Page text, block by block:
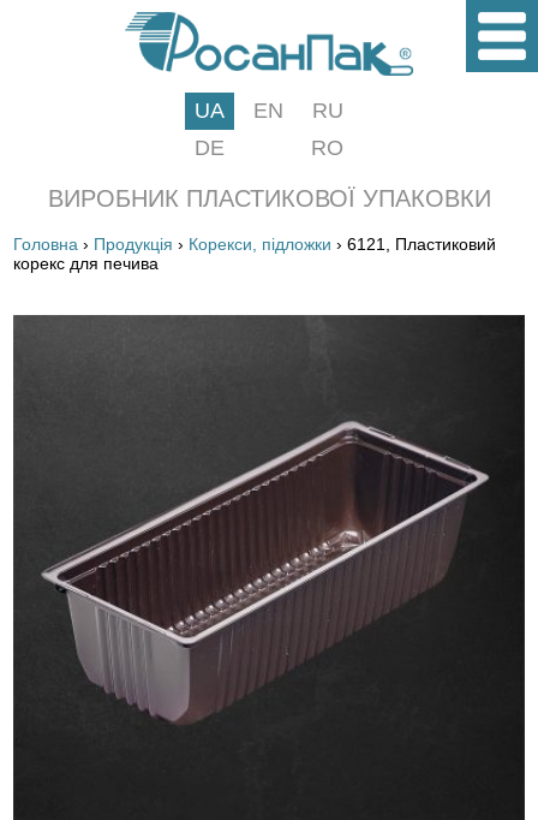
UA EN
RU
DE
RO
ВИРОБНИК ПЛАСТИКОВОЇ УПАКОВКИ
Головна › Продукція › Корекси, підложки › 6121, Пластиковий
корекс для печива